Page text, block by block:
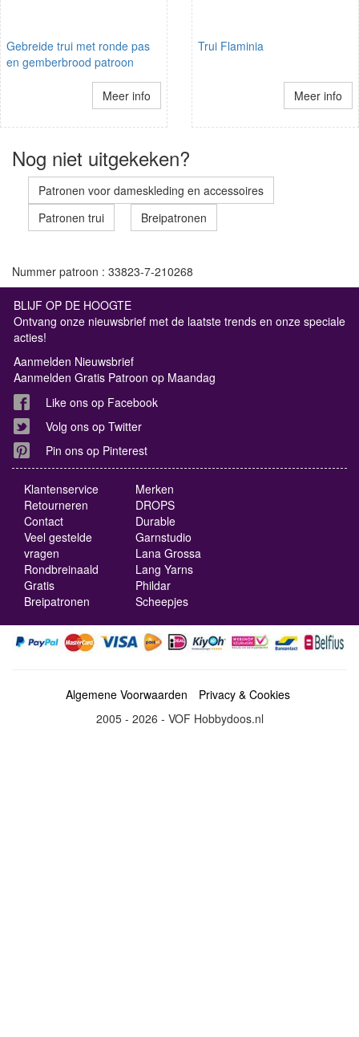
Gebreide trui met ronde pas
en gemberbrood patroon
Meer info
Trui Flaminia
Meer info
Nog niet uitgekeken?
Patronen voor dameskleding en accessoires
Patronen trui
Breipatronen
Nummer patroon : 33823-7-210268
BLIJF OP DE HOOGTE
Ontvang onze nieuwsbrief met de laatste trends en onze speciale
acties!
Aanmelden Nieuwsbrief
Aanmelden Gratis Patroon op Maandag
Like ons op Facebook
Volg ons op Twitter
Pin ons op Pinterest
Klantenservice
Retourneren
Contact
Veel gestelde
vragen
Rondbreinaald
Gratis
Breipatronen
Merken
DROPS
Durable
Garnstudio
Lana Grossa
Lang Yarns
Phildar
Scheepjes
Algemene Voorwaarden
Privacy & Cookies
2005 - 2026 - VOF Hobbydoos.nl